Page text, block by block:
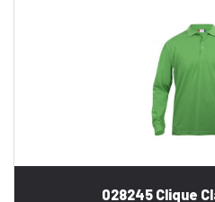
028245 Clique